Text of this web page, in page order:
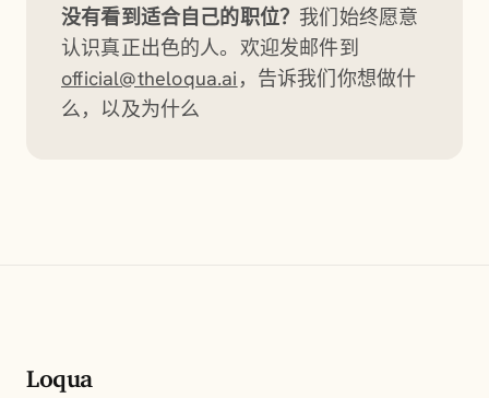
没有看到适合自己的职位？ 我们始终愿意
认识真正出色的人。欢迎发邮件到
official@theloqua.ai ，告诉我们你想做什
么，以及为什么
Loqua